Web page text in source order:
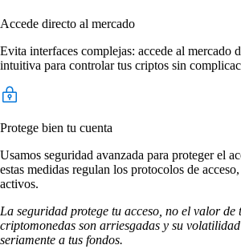
Accede directo al mercado
Evita interfaces complejas: accede al mercado
intuitiva para controlar tus criptos sin
Protege bien tu cuenta
Usamos seguridad avanzada para proteger el
estas medidas regulan los protocolos de
activos.
La seguridad protege tu acceso, no el valor de
criptomonedas son arriesgadas y su
seriamente a tus fondos.